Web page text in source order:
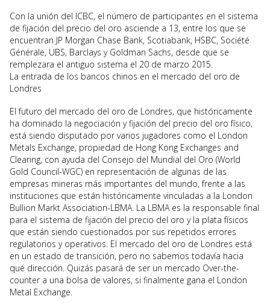
Con la unión del ICBC, el número de participantes en el sistema
de fijación del precio del oro asciende a 13, entre los que se
encuentran JP Morgan Chase Bank, Scotiabank, HSBC, Société
Générale, UBS, Barclays y Goldman Sachs, desde que se
remplezara el antiguo sistema el 20 de marzo 2015.
La entrada de los bancos chinos en el mercado del oro de
Londres
El futuro del mercado del oro de Londres, que históricamente
ha dominado la negociación y fijación del precio del oro físico,
está siendo disputado por varios jugadores como el London
Metals Exchange, propiedad de Hong Kong Exchanges and
Clearing, con ayuda del Consejo del Mundial del Oro (World
Gold Council-WGC) en representación de algunas de las
empresas mineras más importantes del mundo, frente a las
instituciones que están históricamente vinculadas a la London
Bullion Markt Association-LBMA. La LBMA es la responsable final
para el sistema de fijación del precio del oro y la plata físicos
que están siendo cuestionados por sus repetidos errores
regulatorios y operativos. El mercado del oro de Londres está
en un estado de transición, pero no sabemos todavía hacia
qué dirección. Quizás pasará de ser un mercado Over-the-
counter a una bolsa de valores, si finalmente gana el London
Metal Exchange.